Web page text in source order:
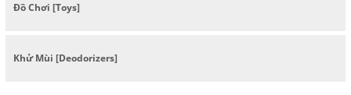
Đồ Chơi [Toys]
Khử Mùi [Deodorizers]